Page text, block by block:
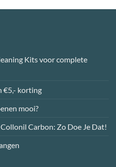
meerdere
gekozen
Kits voor complete
€5,- korting
mooi?
Carbon: Zo Doe Je Dat!